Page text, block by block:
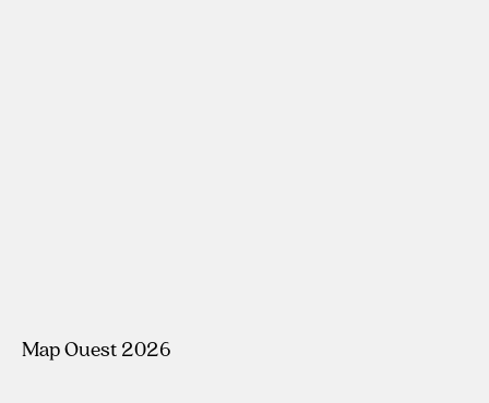
#ÉDITION10
Map Ouest 2026